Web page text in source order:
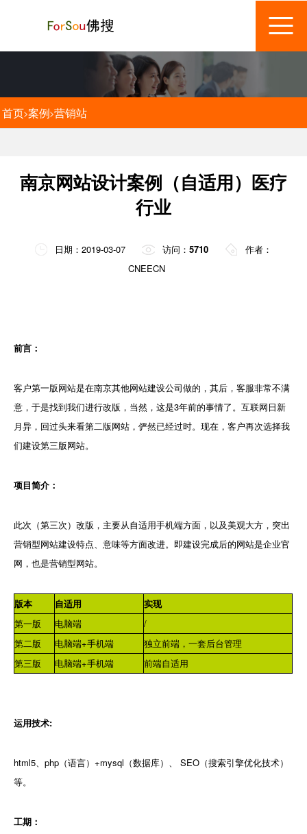
首页>案例>营销站
南京网站设计案例（自适用）医疗
行业
日期：2019-03-07 访问：5710
作者：
CNEECN
前言：
客户第一版网站是在南京其他网站建设公司做的，其后，客服非常不满
意，于是找到我们进行改版，当然，这是3年前的事情了。互联网日新
月异，回过头来看第二版网站，俨然已经过时。现在，客户再次选择我
们建设第三版网站。
项目简介：
此次（第三次）改版，主要从自适用手机端方面，以及美观大方，突出
营销型网站建设特点、意味等方面改进。即建设完成后的网站是企业官
网，也是营销型网站。
版本 自适用
实现
第一版
电脑端
/
第二版
电脑端+手机端
独立前端，一套后台管理
第三版
电脑端+手机端 前端自适用
运用技术:
html5、php（语言）+mysql（数据库）、 SEO（搜索引擎优化技术）
等。
工期：